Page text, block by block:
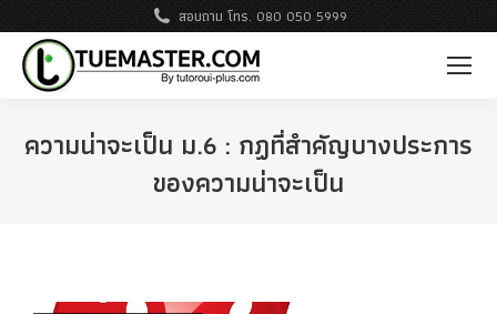
สอบถาม โทร. 080 050 5999
ความน่าจะเป็น ม.6 : กฏที่สำคัญบางประการ
ของความน่าจะเป็น